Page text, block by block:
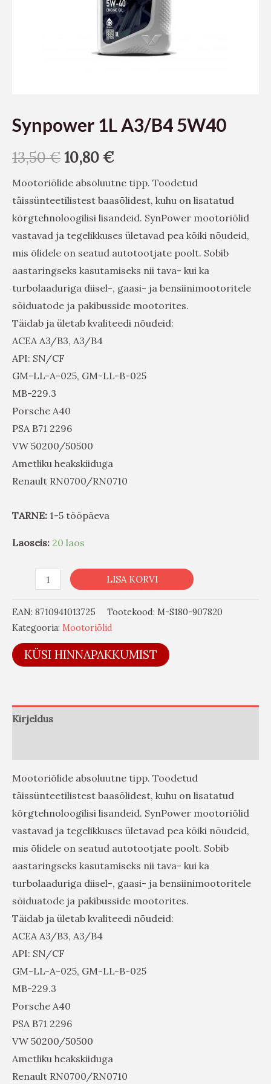
Synpower 1L A3/B4 5W40
13,50€10,80€
Mootoriõlide absoluutne tipp. Toodetud
täissünteetilistest baasõlidest, kuhu on lisatatud
kõrgtehnoloogilisi lisandeid. SynPower mootoriõlid
vastavad ja tegelikkuses ületavad pea kõiki nõudeid,
mis õlidele on seatud autotootjate poolt. Sobib
aastaringseks kasutamiseks nii tava- kui ka
turbolaaduriga diisel-, gaasi- ja bensiinimootoritele
sõiduatode ja pakibusside mootorites.
Täidab ja ületab kvaliteedi nõudeid:
ACEA A3/B3, A3/B4
API: SN/CF
GM-LL-A-025, GM-LL-B-025
MB-229.3
Porsche A40
PSA B71 2296
VW 50200/50500
Ametliku heakskiiduga
Renault RN0700/RN0710
TARNE: 1-5 tööpäeva
Laoseis: 20 laos
LISA KORVI
EAN: 8710941013725 Tootekood: M-S180-907820
Kategooria: Mootoriõlid
KÜSI HINNAPAKKUMIST
Kirjeldus
Mootoriõlide absoluutne tipp. Toodetud
täissünteetilistest baasõlidest, kuhu on lisatatud
kõrgtehnoloogilisi lisandeid. SynPower mootoriõlid
vastavad ja tegelikkuses ületavad pea kõiki nõudeid,
mis õlidele on seatud autotootjate poolt. Sobib
aastaringseks kasutamiseks nii tava- kui ka
turbolaaduriga diisel-, gaasi- ja bensiinimootoritele
sõiduatode ja pakibusside mootorites.
Täidab ja ületab kvaliteedi nõudeid:
ACEA A3/B3, A3/B4
API: SN/CF
GM-LL-A-025, GM-LL-B-025
MB-229.3
Porsche A40
PSA B71 2296
VW 50200/50500
Ametliku heakskiiduga
Renault RN0700/RN0710